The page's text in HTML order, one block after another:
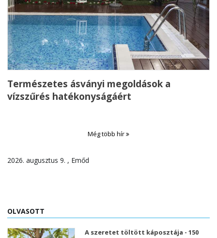
Természetes ásványi megoldások a
vízszűrés hatékonyságáért
Még több hír
2026. augusztus 9. , Emőd
OLVASOTT
A szeretet töltött káposztája - 150